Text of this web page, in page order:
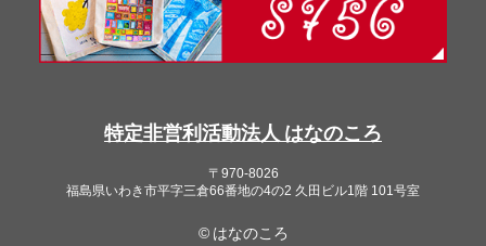
特定非営利活動法人 はなのころ
〒970-8026
福島県いわき市平字三倉66番地の4の2 久田ビル1階 101号室
© はなのころ